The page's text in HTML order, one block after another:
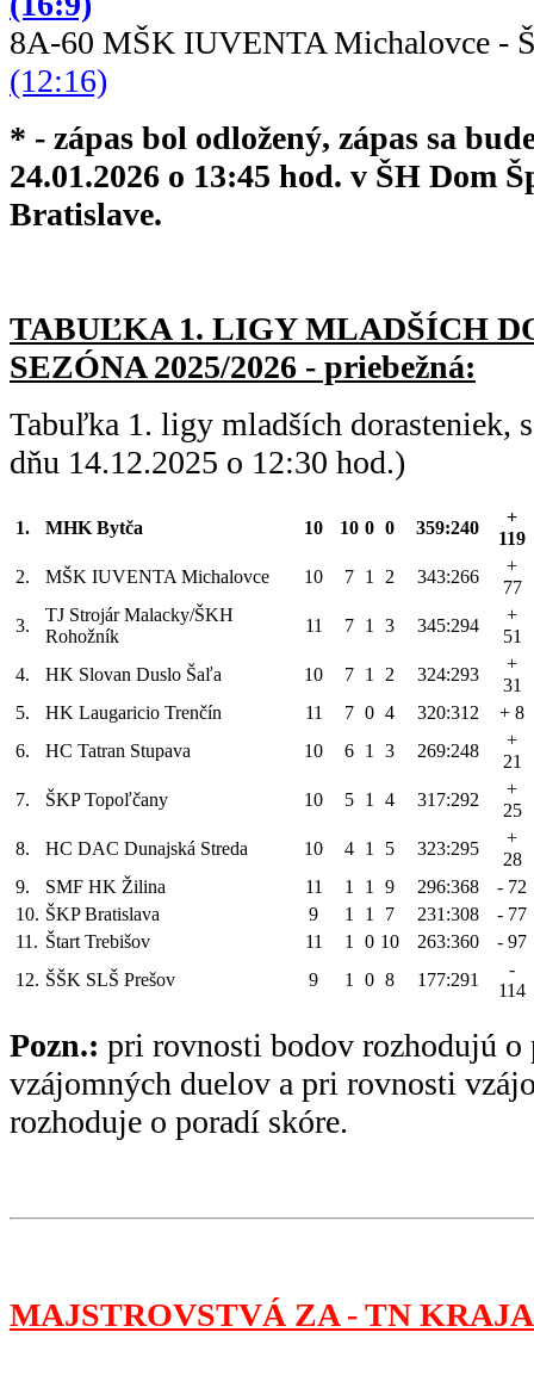
8A-60 MŠK IUVENTA Michalovce -
(12:16)
* - zápas bol odložený, zápas sa
24.01.2026 o 13:45 hod. v ŠH Dom
Bratislave.
TABUĽKA 1. LIGY MLADŠÍCH
SEZÓNA 2025/2026 - priebežná:
Tabuľka 1. ligy mladších dorasteniek,
dňu 14.12.2025 o 12:30 hod.)
1. MHK Bytča 10 10 0 0 359:240
+
119
2.
MŠK IUVENTA Michalovce 10 7 1 2 343:266
+
77
3.
TJ Strojár Malacky/ŠKH
Rohožník
11 7 1 3 345:294
+
51
4.
HK Slovan Duslo Šaľa 10 7 1 2 324:293
+
31
5.
HK Laugaricio Trenčín 11 7 0 4 320:312
+ 8
6.
HC Tatran Stupava 10 6 1 3 269:248
+
21
7.
ŠKP Topoľčany 10 5 1 4 317:292
+
25
8.
HC DAC Dunajská Streda 10 4 1 5 323:295
+
28
9.
SMF HK Žilina 11 1 1 9 296:368
- 72
10. ŠKP Bratislava 9 1 1 7 231:308
- 77
11. Štart Trebišov 11 1 0 10 263:360
- 97
12. ŠŠK SLŠ Prešov 9 1 0 8 177:291
-
114
Pozn.: pri rovnosti bodov rozhodujú o
vzájomných duelov a pri rovnosti
rozhoduje o poradí skóre.
MAJSTROVSTVÁ ZA - TN